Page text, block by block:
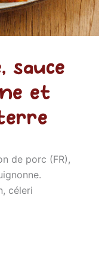
sauce
et
de porc (FR),
céleri